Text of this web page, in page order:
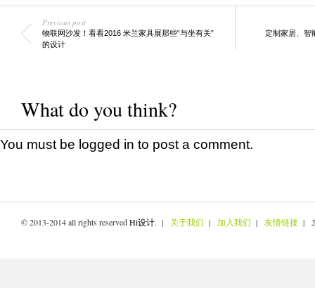
Previous post
物联网沙发！看看2016 米兰家具展那些“与坐有关”
的设计
定制家居、智
What do you think?
You must be logged in to post a comment.
© 2013-2014 all rights reservedHi设计. | 关于我们 | 加入我们 | 友情链接 |